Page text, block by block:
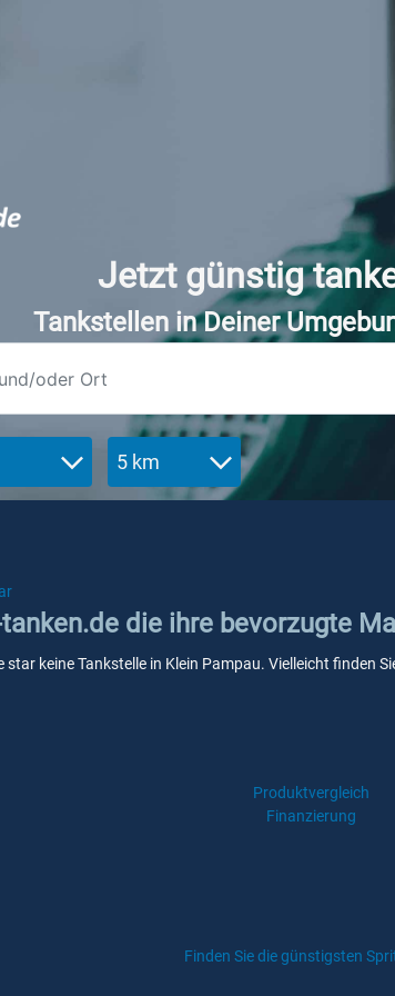
Jetzt günstig
Tankstellen in Deiner
5 km
die ihre bevorzugte
keine Tankstelle in Klein Pampau. Vielleicht finden
Produktvergleich
Finanzierung
Finden Sie die günstigsten